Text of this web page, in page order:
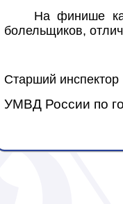
На финише
болельщиков,
Старший
УМВД России по